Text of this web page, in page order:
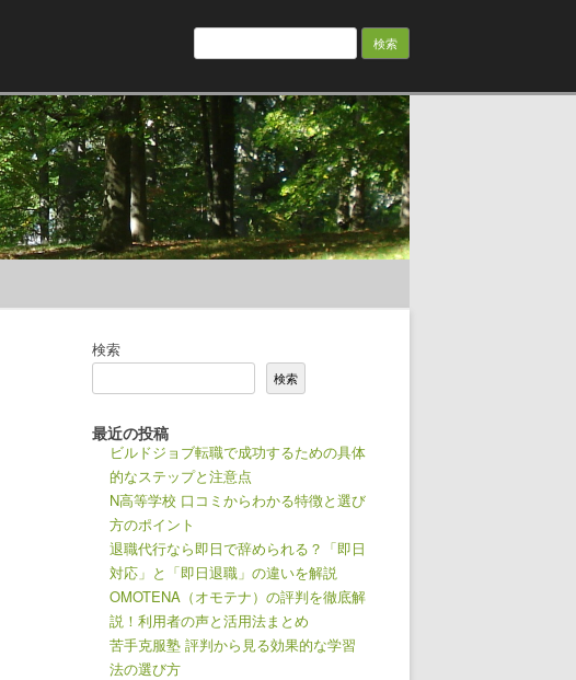
検
検索
検索
最近の投稿
ビルドジョブ転職で成功するための具体
的なステップと注意点
N高等学校 口コミからわかる特徴と選び
方のポイント
退職代行なら即日で辞められる？「即日
対応」と「即日退職」の違いを解説
OMOTENA（オモテナ）の評判を徹底解
説！利用者の声と活用法まとめ
苦手克服塾 評判から見る効果的な学習
法の選び方